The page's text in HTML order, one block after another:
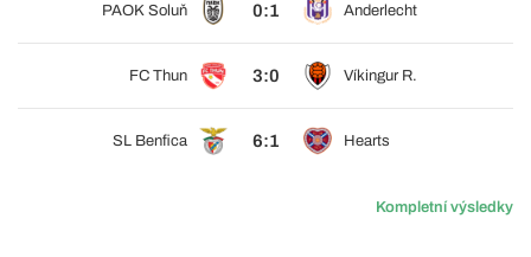
PAOK Soluň 0:1 Anderlecht
FC Thun 3:0 Víkingur R.
SL Benfica 6:1 Hearts
Kompletní výsledky